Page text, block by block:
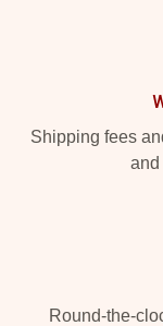
Shipping fees
and
Round-the-